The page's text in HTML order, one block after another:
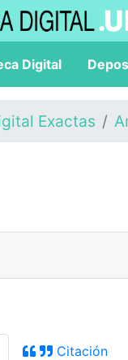
Digital
Exactas
Citación